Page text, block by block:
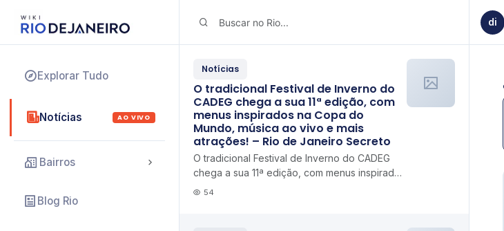
Explorar Tudo
Notícias AO VIVO
Bairros
Blog Rio
Notícias
O tradicional Festival de Inverno do
CADEG chega a sua 11ª edição, com
menus inspirados na Copa do
Mundo, música ao vivo e mais
atrações! – Rio de Janeiro Secreto
O tradicional Festival de Inverno do CADEG
chega a sua 11ª edição, com menus inspirados
na Copa do Mundo, música ao vivo e mais
54
di